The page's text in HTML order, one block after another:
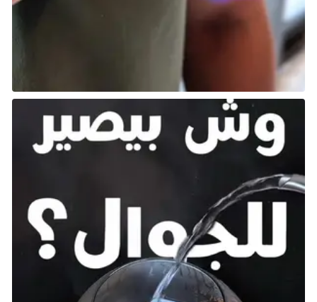
بالنسبة للقادة في اللعبة يمكنك أن تقوم بتجسيد قائد
لامع مع واحدة من قوائم الحضارة الأكثر تنوعًا حتى الآن، بدءًا
من رؤساء الدول التقليديين المعروفين بقوتهم العسكرية أو
براعتهم السياسية، إلى القادة ذوي الرؤية الذين أحدثوا
تأثيرات أبدية في الفلسفة والعلوم وحقوق الإنسان وأكثر!
يمتلك كل قائد قدرة فريدة ويمكن تحسينها بشكل أكبر من
خلال السمات القابلة للتخصيص المكتسبة من خلال اللعب،
مما يمكّنك من تعزيز استراتيجيتك أو محورها من عصر إلى
آخر. لأول مرة في تاريخ السلسلة يمكن اختيار قائدك بشكل
منفصل عن حضارتك، مما يمنحك الحرية في إنشاء
استراتيجيات جديدة تمامًا عن طريق مزج مكافآت اللعب
ومطابقتها.
ويمكن ترقيتهم، يمكن أيضًا تكديس الوحدات “داخل” القادة